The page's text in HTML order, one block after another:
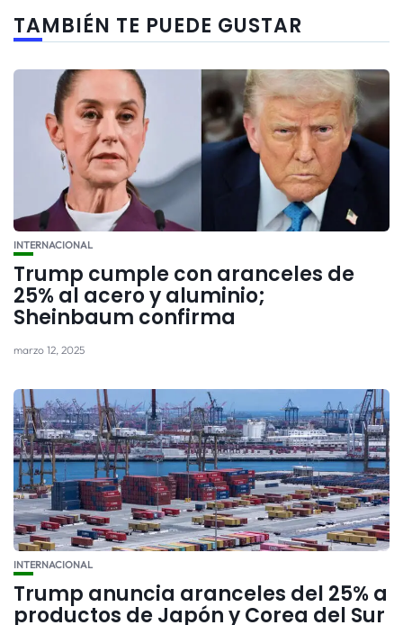
TAMBIÉN TE PUEDE GUSTAR
INTERNACIONAL
Trump cumple con aranceles de
25% al acero y aluminio;
Sheinbaum confirma
marzo 12, 2025
INTERNACIONAL
Trump anuncia aranceles del 25% a
productos de Japón y Corea del Sur